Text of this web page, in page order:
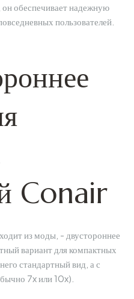
обеспечивает надежную
пользователей.
Conair
из моды, - двустороннее
вариант для компактных
стандартный вид, а с
7x или 10x).